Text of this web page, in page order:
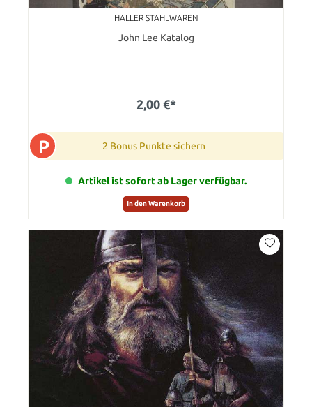
HALLER STAHLWAREN
John Lee Katalog
2,00 €*
P 2 Bonus Punkte sichern
Artikel ist sofort ab Lager verfügbar.
In den Warenkorb